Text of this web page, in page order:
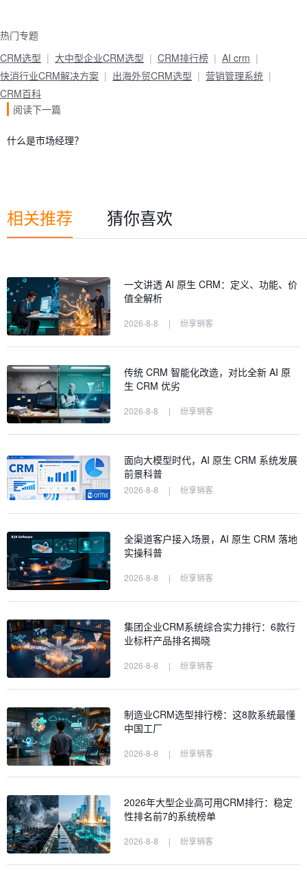
热门专题
CRM选型
大中型企业CRM选型 CRM排行榜
AI crm
快消行业CRM解决方案
出海外贸CRM选型
营销管理系统
CRM百科
阅读下一篇
什么是市场经理？
相关推荐 猜你喜欢
一文讲透 AI 原生 CRM：定义、功能、价
值全解析
2026-8-8 | 纷享销客
传统 CRM 智能化改造，对比全新 AI 原
生 CRM 优劣
2026-8-8 | 纷享销客
面向大模型时代，AI 原生 CRM 系统发展
前景科普
2026-8-8 | 纷享销客
全渠道客户接入场景，AI 原生 CRM 落地
实操科普
2026-8-8 | 纷享销客
集团企业CRM系统综合实力排行：6款行
业标杆产品排名揭晓
2026-8-8 | 纷享销客
制造业CRM选型排行榜：这8款系统最懂
中国工厂
2026-8-8 | 纷享销客
2026年大型企业高可用CRM排行：稳定
性排名前7的系统榜单
2026-8-8 | 纷享销客